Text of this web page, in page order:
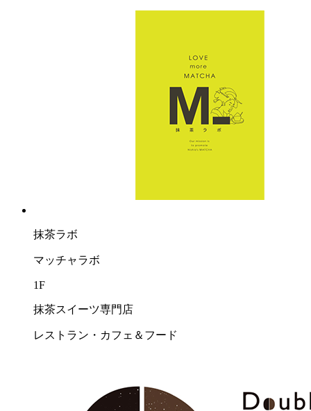
抹茶ラボ
マッチャラボ
1F
抹茶スイーツ専門店
レストラン・カフェ＆フード